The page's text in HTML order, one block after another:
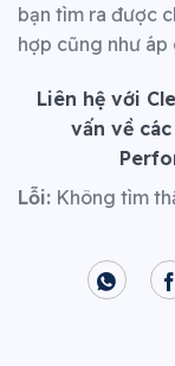
bạn tìm ra được
hợp cũng như
Liên hệ với
vấn về
Lỗi: Không tìm